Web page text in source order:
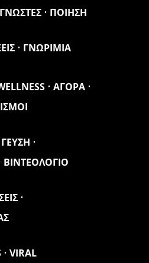
ΠΟΙΗΣΗ
ΓΝΩΡΙΜΙΑ
ΑΓΟΡΑ
ΓΕΥΣΗ
ΒΙΝΤΕΟΛΟΓΙΟ
VIRAL